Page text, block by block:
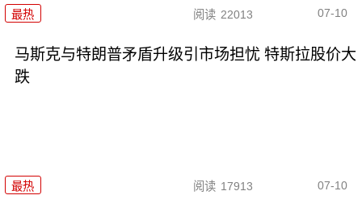
最热 阅读 22013 07-10
马斯克与特朗普矛盾升级引市场担忧 特斯拉股价大
跌
最热 阅读 17913 07-10